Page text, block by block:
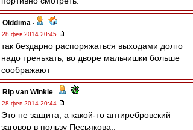
Olddima -
28 фев 2014 20:45
так бездарно распоряжаться выходами долго
надо тренькать, во дворе мальчишки больше
соображают
Rip van Winkle -
28 фев 2014 20:44
Это не защита, а какой-то антиребровский
заговор в пользу Песьякова..